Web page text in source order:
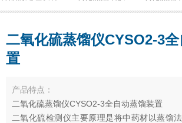
二氧化硫蒸馏仪CYSO2-3
置
产品特点：
二氧化硫蒸馏仪CYSO2-3全自动蒸馏装置
二氧化硫检测仪主要原理是将中药材以蒸馏